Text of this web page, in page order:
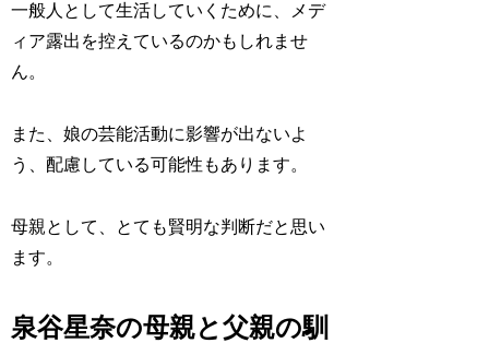
一般人として生活していくために、メデ
ィア露出を控えているのかもしれませ
ん。
また、娘の芸能活動に影響が出ないよ
う、配慮している可能性もあります。
母親として、とても賢明な判断だと思い
ます。
泉谷星奈の母親と父親の馴